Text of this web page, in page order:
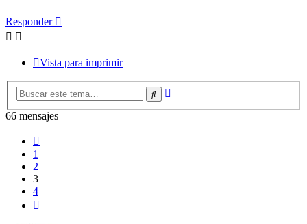
Responder
Vista para imprimir
Buscar
66 mensajes
1
2
3
4